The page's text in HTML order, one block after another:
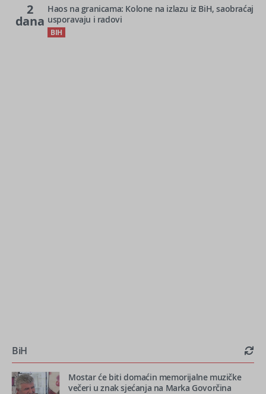
2
dana
Haos na granicama: Kolone na izlazu iz BiH, saobraćaj
usporavaju i radovi
BIH
BiH
Mostar će biti domaćin memorijalne muzičke
večeri u znak sjećanja na Marka Govorčina